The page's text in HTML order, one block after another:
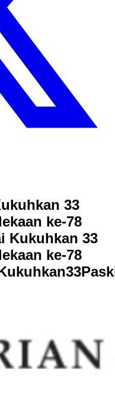
33
ke-78
Kukuhkan 33
ke-78
ukuhkan33Pask